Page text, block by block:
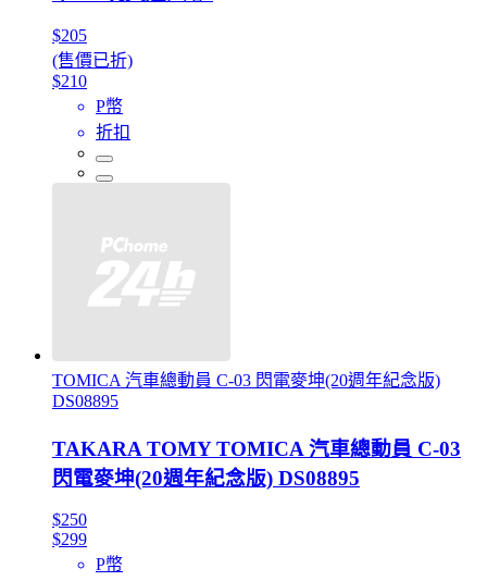
$205
(售價已折)
$210
P幣
折扣
TOMICA 汽車總動員 C-03 閃電麥坤(20週年紀念版)
DS08895
TAKARA TOMY TOMICA 汽車總動員 C-03
閃電麥坤(20週年紀念版) DS08895
$250
$299
P幣